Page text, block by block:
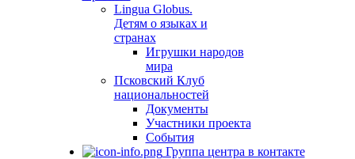
Lingua Globus.
Детям о языках и
странах
Игрушки народов
мира
Псковский Клуб
национальностей
Документы
Участники проекта
События
Группа центра в контакте